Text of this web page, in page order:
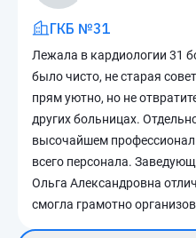
ГКБ №31
Лежала в кардиологии 31
было чисто, не старая
прям уютно, но не
других больницах.
высочайшем
всего персонала.
Ольга Александровна
смогла грамотно